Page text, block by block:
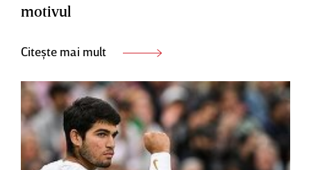
motivul
Citește mai mult